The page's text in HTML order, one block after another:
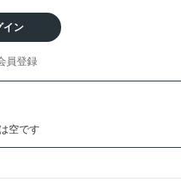
イン
員登録
空です